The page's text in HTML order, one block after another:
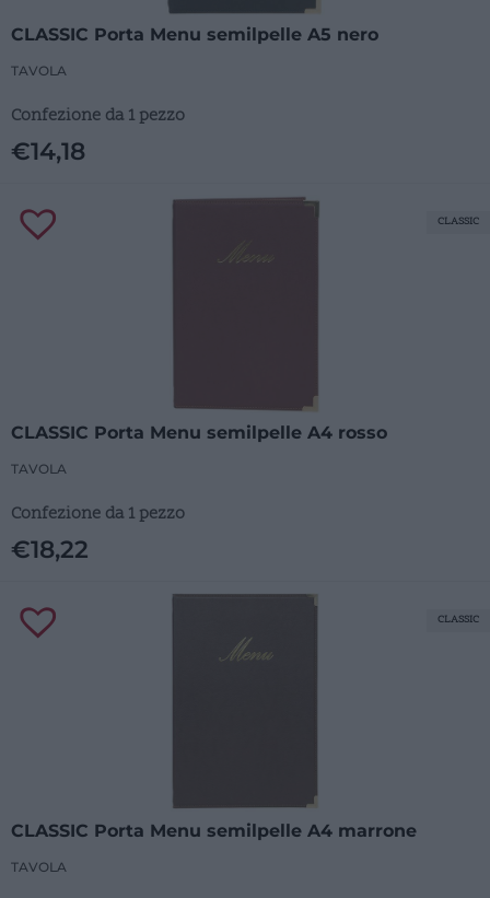
CLASSIC Porta Menu semilpelle A5 nero
TAVOLA
Confezione da 1 pezzo
€14,18
CLASSIC Porta Menu semilpelle A4 rosso
TAVOLA
Confezione da 1 pezzo
€18,22
CLASSIC
CLASSIC Porta Menu semilpelle A4 marrone
TAVOLA
CLASSIC